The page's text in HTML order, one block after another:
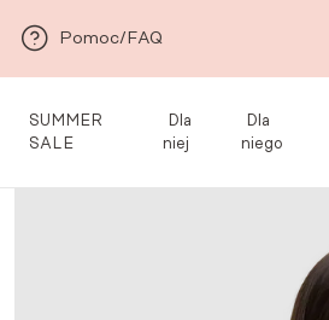
Pomoc/FAQ
SUMMER
SALE
Dla
niej
Dla
niego